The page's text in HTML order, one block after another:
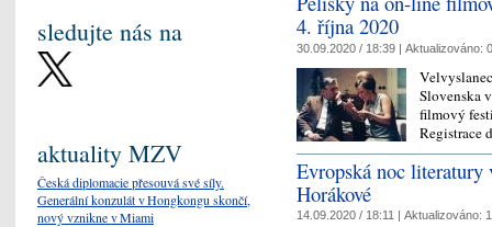
4. října 2020
30.09.2020 / 18:39 | Aktualizováno:
Slovenska
filmový
Registrace
Evropská noc literatury
Horákové
14.09.2020 / 18:11 | Aktualizováno:
sledujte nás na
aktuality MZV
Česká diplomacie přesouvá své síly.
Generální konzulát v Hongkongu skončí,
nový vznikne v Miami